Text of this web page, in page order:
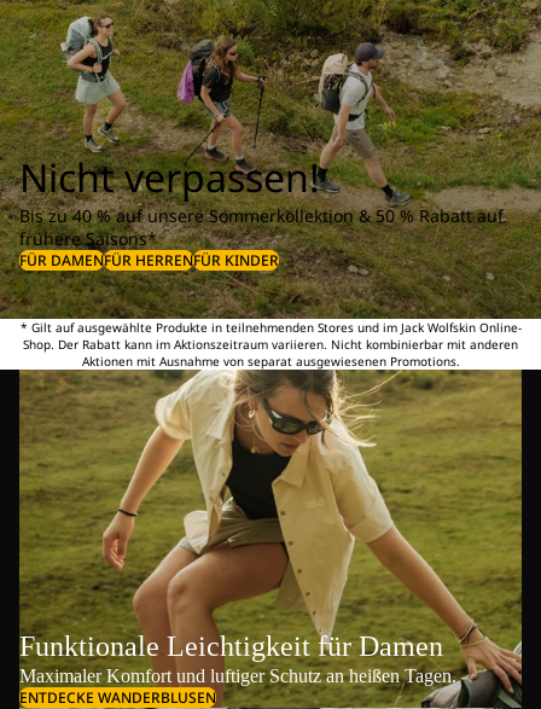
Nicht verpassen!
Bis zu 40 % auf unsere Sommerkollektion & 50 % Rabatt auf
frühere Saisons*
FÜR DAMENFÜR HERRENFÜR KINDER
* Gilt auf ausgewählte Produkte in teilnehmenden Stores und im Jack Wolfskin Online-
Shop. Der Rabatt kann im Aktionszeitraum variieren. Nicht kombinierbar mit anderen
Aktionen mit Ausnahme von separat ausgewiesenen Promotions.
Funktionale Leichtigkeit für Damen
Maximaler Komfort und luftiger Schutz an heißen Tagen.
ENTDECKE WANDERBLUSEN